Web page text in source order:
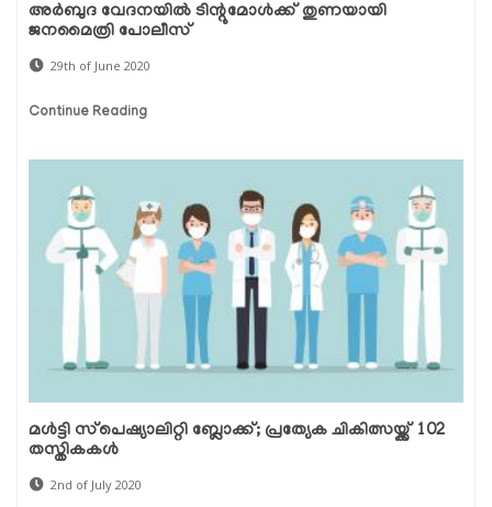
അര്‍ബുദ വേദനയില്‍ ടിന്റുമോള്‍ക്ക് തുണയായി
ജനമൈത്രി പോലീസ്
29th of June 2020
Continue Reading
മള്‍ട്ടി സ്‌പെഷ്യാലിറ്റി ബ്ലോക്ക്; പ്രത്യേക ചികിത്സയ്ക്ക് 102
തസ്തികകള്‍
2nd of July 2020